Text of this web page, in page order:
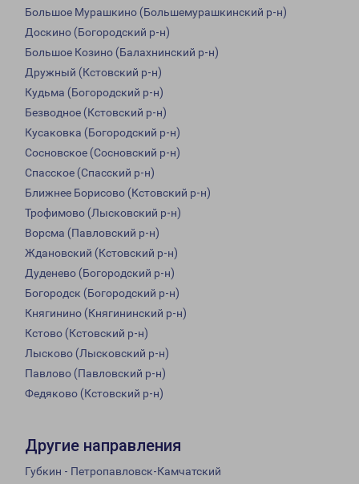
Большое Мурашкино (Большемурашкинский р-н)
Доскино (Богородский р-н)
Большое Козино (Балахнинский р-н)
Дружный (Кстовский р-н)
Кудьма (Богородский р-н)
Безводное (Кстовский р-н)
Кусаковка (Богородский р-н)
Сосновское (Сосновский р-н)
Спасское (Спасский р-н)
Ближнее Борисово (Кстовский р-н)
Трофимово (Лысковский р-н)
Ворсма (Павловский р-н)
Ждановский (Кстовский р-н)
Дуденево (Богородский р-н)
Богородск (Богородский р-н)
Княгинино (Княгининский р-н)
Кстово (Кстовский р-н)
Лысково (Лысковский р-н)
Павлово (Павловский р-н)
Федяково (Кстовский р-н)
Другие направления
Губкин - Петропавловск-Камчатский